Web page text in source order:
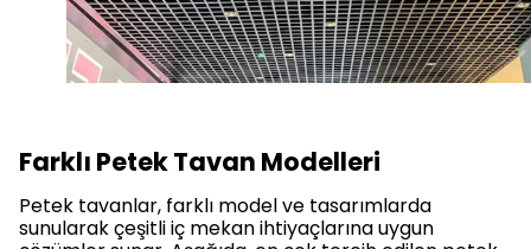
Farklı Petek Tavan Modelleri
Petek tavanlar, farklı model ve tasarımlarda
sunularak çeşitli iç mekan ihtiyaçlarına uygun